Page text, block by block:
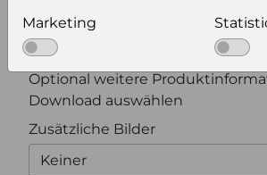
Zusätzliche
Optional weitere
Download auswählen
Zusätzliche Bilder
Keiner
Marketing